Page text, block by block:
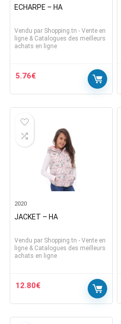
ECHARPE – HA
Vendu par Shopping.tn - Vente en
ligne & Catalogues des meilleurs
achats en ligne
5.76€
2020
JACKET – HA
Vendu par Shopping.tn - Vente en
ligne & Catalogues des meilleurs
achats en ligne
12.80€